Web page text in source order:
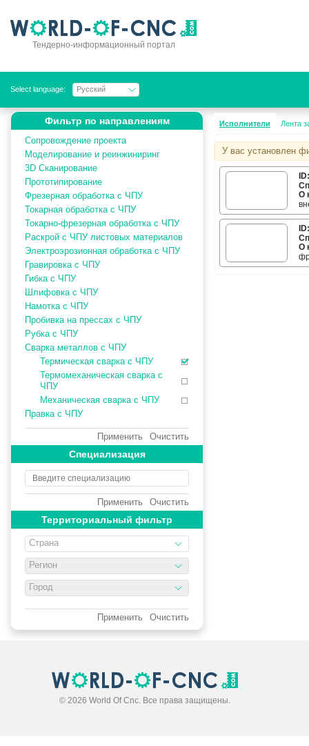
Тендерно-информационный портал
Select language: Русский
Фильтр по направлениям
Сопровождение проекта
Моделирование и реинжиниринг
3D Сканирование
Прототипирование
Фрезерная обработка с ЧПУ
Токарная обработка с ЧПУ
Токарно-фрезерная обработка с ЧПУ
Раскрой с ЧПУ листовых материалов
Электроэрозионная обработка с ЧПУ
Гравировка с ЧПУ
Гибка с ЧПУ
Шлифовка с ЧПУ
Намотка с ЧПУ
Пробивка на прессах с ЧПУ
Рубка с ЧПУ
Сварка металлов с ЧПУ
Термическая сварка с ЧПУ
Термомеханическая сварка с
ЧПУ
Механическая сварка с ЧПУ
Правка с ЧПУ
Очистить
Применить
Специализация
Очистить
Применить
Территориальный фильтр
Страна
Регион
Город
Очистить
Применить
Исполнители Лента
У вас установлен
ID:
О
-
-
-
ID:
О
© 2026 World Of Cnc. Все права защищены.